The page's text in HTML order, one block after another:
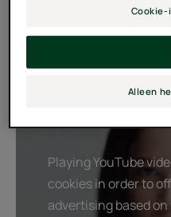
de reactiviteit van de
voor een langdurige
texturen en een delicate
uw dagelijks leven, voor
Playing YouTube
cookies in order to
advertising based
Alleen